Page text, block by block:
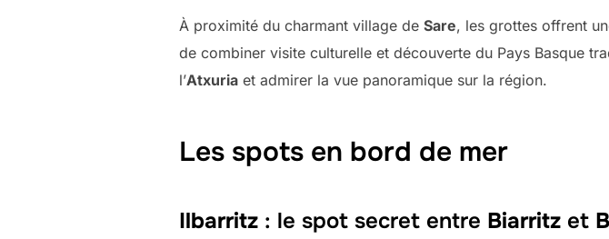
À proximité du charmant village de Sare, les grottes offrent
de combiner visite culturelle et découverte du Pays Basque
l’Atxuria et admirer la vue panoramique sur la région.
Les spots en bord de mer
Ilbarritz : le spot secret entre Biarritz et